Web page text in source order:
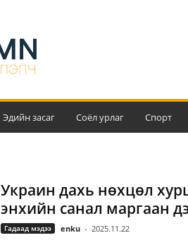
Эдийн засаг Соёл урлаг Спорт
Украин дахь нөхцөл
энхийн санал маргаан
Гадаад мэдээ enku - 2025.11.22